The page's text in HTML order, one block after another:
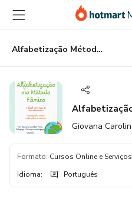
para
conteúdo
principal
para
pagamento
para
rodapé
Alfabetização Método Fônico
Giovana
Formato: Cursos Online e
Idioma: Português